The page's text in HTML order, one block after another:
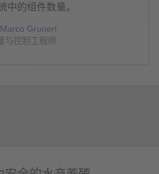
中的组件数量。
Marco Grunert
与控制工程师